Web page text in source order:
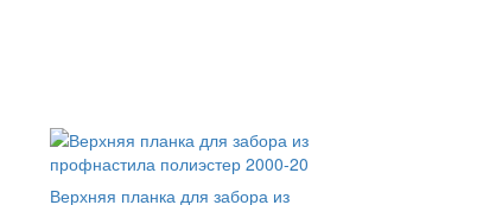
Верхняя планка для забора из